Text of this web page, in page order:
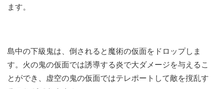
ます。
島中の下級鬼は、倒されると魔術の仮面をドロップしま
す。火の鬼の仮面では誘導する炎で大ダメージを与えるこ
とができ、虚空の鬼の仮面ではテレポートして敵を撹乱す